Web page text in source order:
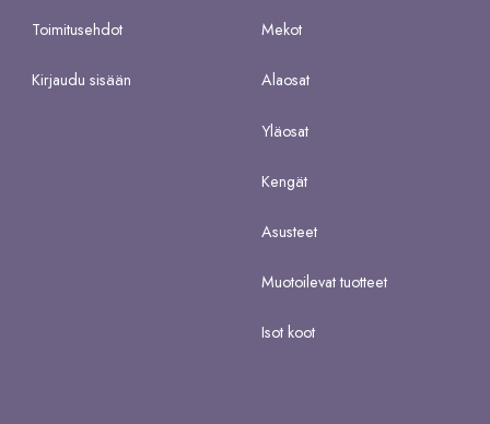
Toimitusehdot
Kirjaudu sisään
Mekot
Alaosat
Yläosat
Kengät
Asusteet
Muotoilevat tuotteet
Isot koot